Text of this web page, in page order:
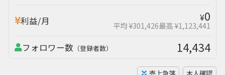
利益/月 ¥0
平均 ¥301,426最高 ¥1,123,441
フォロワー数 （登録者数） 14,434
売上急落 本人確認